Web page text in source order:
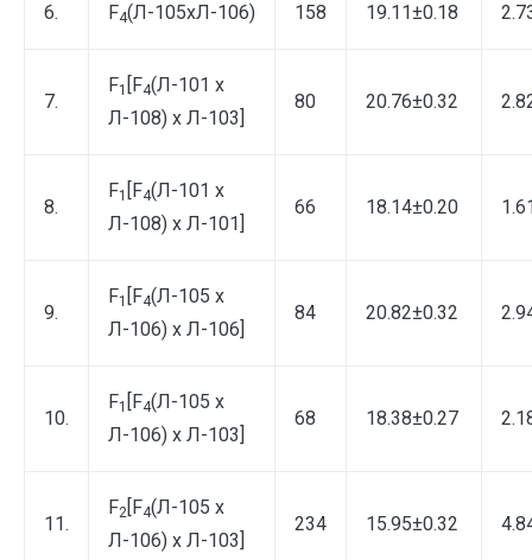
6. F4(Л-105хЛ-106) 158 19.11±0.18
7.
F1 [F4(Л-101 х
Л-108) х Л-103]
80 20.76±0.32
8.
F1 [F4(Л-101 х
Л-108) х Л-101]
66 18.14±0.20
9.
F1 [F4(Л-105 х
Л-106) х Л-106]
84 20.82±0.32
10.
F1 [F4(Л-105 х
Л-106) х Л-103]
68 18.38±0.27
11.
F2[F4(Л-105 х
Л-106) х Л-103]
234 15.95±0.32